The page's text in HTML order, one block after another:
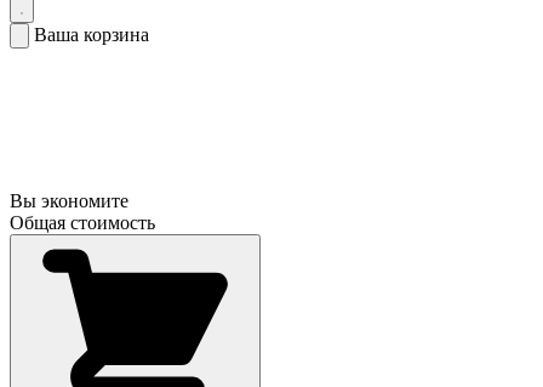
Ваша корзина
Вы экономите
Общая стоимость